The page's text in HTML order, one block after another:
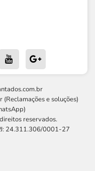
(Reclamações e soluções)
reservados.
24.311.306/0001-27